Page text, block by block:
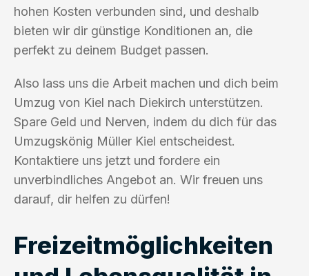
hohen Kosten verbunden sind, und deshalb
bieten wir dir günstige Konditionen an, die
perfekt zu deinem Budget passen.
Also lass uns die Arbeit machen und dich beim
Umzug von Kiel nach Diekirch unterstützen.
Spare Geld und Nerven, indem du dich für das
Umzugskönig Müller Kiel entscheidest.
Kontaktiere uns jetzt und fordere ein
unverbindliches Angebot an. Wir freuen uns
darauf, dir helfen zu dürfen!
Freizeitmöglichkeiten